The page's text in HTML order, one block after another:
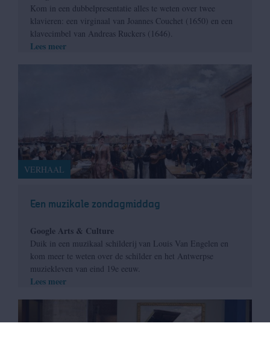
Kom in een dubbelpresentatie alles te weten over twee
klavieren: een virginaal van Joannes Couchet (1650) en een
klavecimbel van Andreas Ruckers (1646).
Lees meer
VERHAAL
Een muzikale zondagmiddag
Google Arts & Culture
Duik in een muzikaal schilderij van Louis Van Engelen en
kom meer te weten over de schilder en het Antwerpse
muziekleven van eind 19e eeuw.
Lees meer